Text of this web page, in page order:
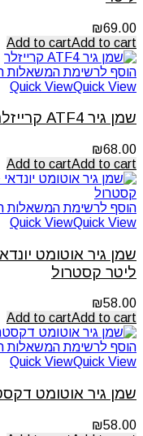
₪69.00
Add to cartAdd to cart
הוסף לרשימת המשאלות
Quick ViewQuick View
שמן גיר ATF4 קרייזלר, כמות במיכל: 1 ליטר וולבוליין
₪68.00
Add to cartAdd to cart
הוסף לרשימת המשאלות
Quick ViewQuick View
ליטר קסטרול
₪58.00
Add to cartAdd to cart
הוסף לרשימת המשאלות
Quick ViewQuick View
שמן גיר אוטומט דקסטרון 6 1
₪58.00